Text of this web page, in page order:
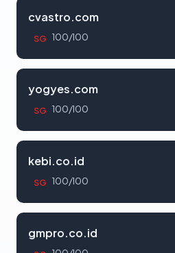
cvastro.com
SG 100/100
yogyes.com
SG 100/100
kebi.co.id
SG 100/100
gmpro.co.id